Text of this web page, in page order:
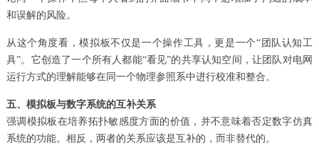
和误解的风险。
从这个角度看，模拟板不仅是一个操作工具，更是一个“团队认知工
具”。它创造了一个所有人都能“看见”的共享认知空间，让团队对电网
运行方式的理解能够在同一个物理参照系中进行校准和整合。
五、模拟板与数字系统的互补关系
强调模拟板在培养拓扑敏感度方面的价值，并不意味着否定数字仿真
系统的功能。相反，两者的关系应该是互补的，而非替代的。